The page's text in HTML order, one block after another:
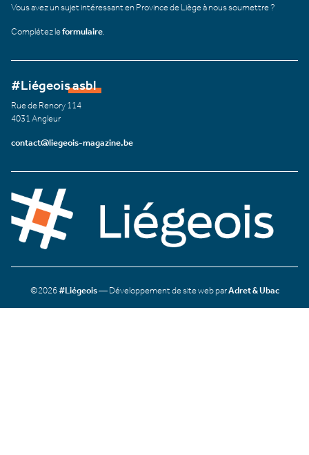
Vous avez un sujet intéressant en Province de Liège à nous soumettre ?
Complétez leformulaire
#Liégeois asbl
Rue de Renory 114
4031 Angleur
contact@liegeois-magazine.be
©2026#Liégeois— Développement de site web parAdret & Ubac